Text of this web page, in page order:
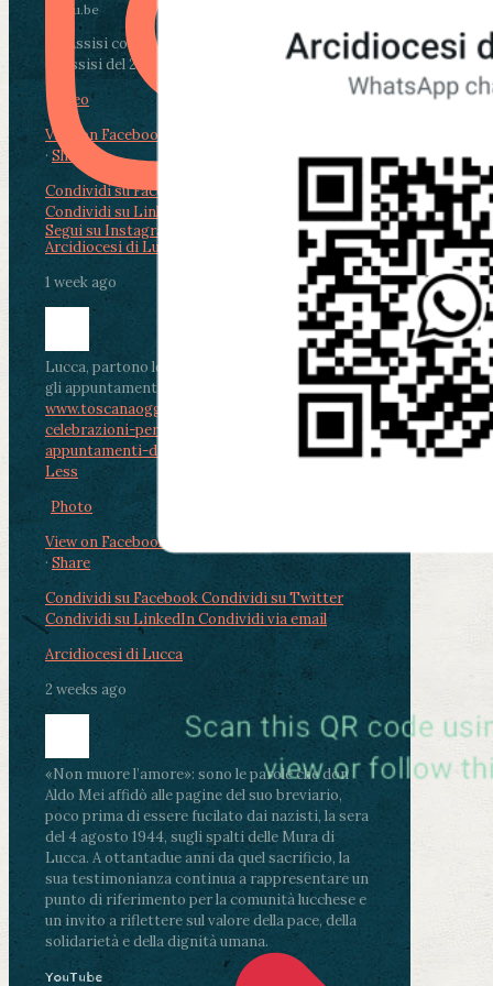
youtu.be
Da Assisi con i giovani per Celebrare il Perdono
di Assisi del 2 Ag...
Video
View on Facebook
· Share
Condividi su Facebook
Condividi su LinkedIn
Condividi via email
Arcidiocesi di Lucca
1 week ago
Lucca, partono le celebrazioni per don Aldo Mei:
gli appuntamenti dal 2 al 4 agosto
www.toscanaoggi.it/lucca-partono-le-
celebrazioni-per-don-aldo-mei-gli-
appuntamenti-dal-2-al-4-ago...
See MoreSee
Less
Photo
View on Facebook
· Share
Condividi su FacebookCondividi su Twitter
Condividi su LinkedInCondividi via email
Arcidiocesi di Lucca
2 weeks ago
«Non muore l’amore»: sono le parole che don
Aldo Mei affidò alle pagine del suo breviario,
poco prima di essere fucilato dai nazisti, la sera
del 4 agosto 1944, sugli spalti delle Mura di
Lucca. A ottantadue anni da quel sacrificio, la
sua testimonianza continua a rappresentare un
punto di riferimento per la comunità lucchese e
un invito a riflettere sul valore della pace, della
solidarietà e della dignità umana.
Segui su Instagram
YouTube